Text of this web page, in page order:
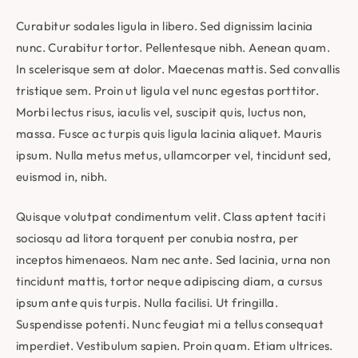
Curabitur sodales ligula in libero. Sed dignissim lacinia
nunc. Curabitur tortor. Pellentesque nibh. Aenean quam.
In scelerisque sem at dolor. Maecenas mattis. Sed convallis
tristique sem. Proin ut ligula vel nunc egestas porttitor.
Morbi lectus risus, iaculis vel, suscipit quis, luctus non,
massa. Fusce ac turpis quis ligula lacinia aliquet. Mauris
ipsum. Nulla metus metus, ullamcorper vel, tincidunt sed,
euismod in, nibh.
Quisque volutpat condimentum velit. Class aptent taciti
sociosqu ad litora torquent per conubia nostra, per
inceptos himenaeos. Nam nec ante. Sed lacinia, urna non
tincidunt mattis, tortor neque adipiscing diam, a cursus
ipsum ante quis turpis. Nulla facilisi. Ut fringilla.
Suspendisse potenti. Nunc feugiat mi a tellus consequat
imperdiet. Vestibulum sapien. Proin quam. Etiam ultrices.